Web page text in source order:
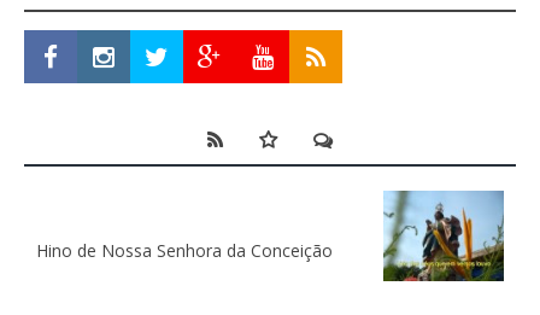
Hino de Nossa Senhora da Conceição